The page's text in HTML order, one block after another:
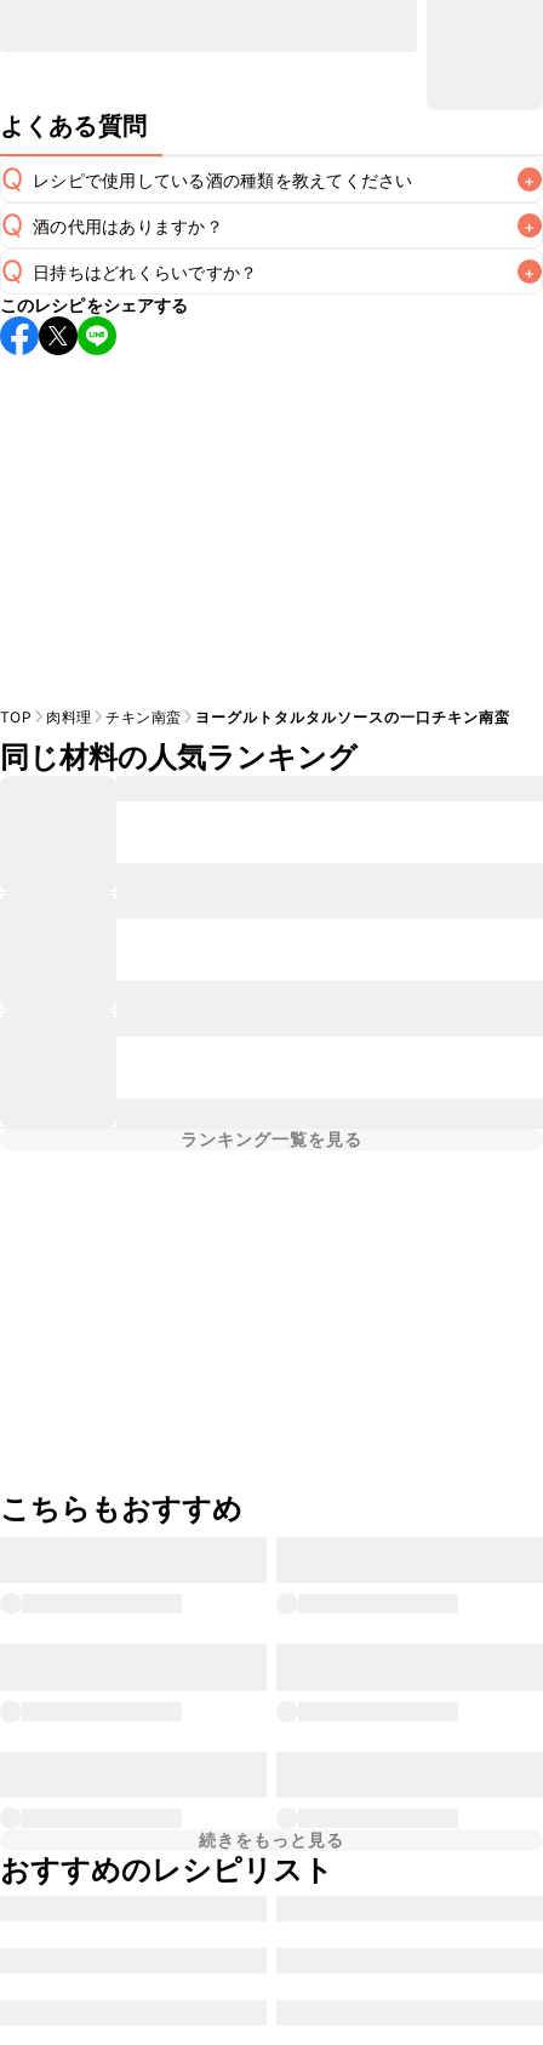
よくある質問
Q レシピで使用している酒の種類を教えてください +
A
Q 酒の代用はありますか？ +
A
Q 日持ちはどれくらいですか？ +
保存期間は冷蔵で当日中が目安です。なるべくお早めにお召
し上がりください。
このレシピをシェアする
TOP 肉料理 チキン南蛮 ヨーグルトタルタルソースの一口チキン南蛮
同じ材料の人気ランキング
ランキング一覧を見る
こちらもおすすめ
続きをもっと見る
おすすめのレシピリスト